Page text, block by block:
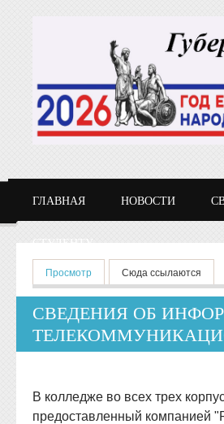
ГЛАВНАЯ НОВОСТИ
СТУДЕНТУ
Главные вкладки
Просмотр (активная вкладка)
Сюда ссылаются
СВЕДЕНИЯ ОБ
В колледже во всех трех
предоставленный компанией